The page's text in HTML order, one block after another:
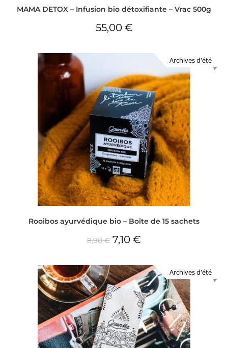
MAMA DETOX – Infusion bio détoxifiante – Vrac 500g
55,00 €
Archives d'été
Rooibos ayurvédique bio – Boîte de 15 sachets
8,90€ 7,10 €
Archives d'été